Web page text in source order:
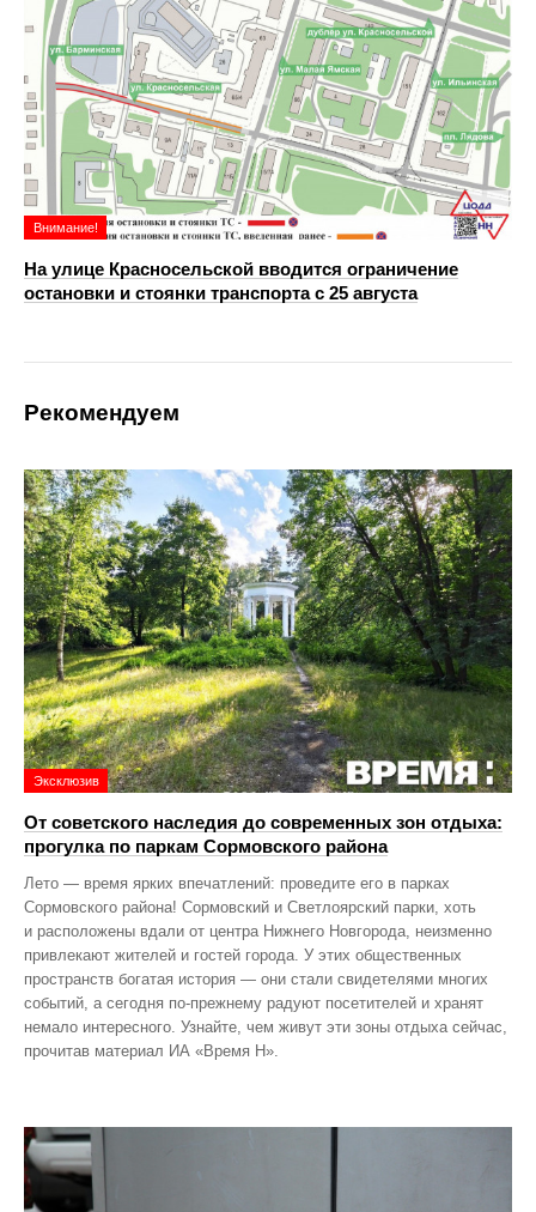
Внимание!
На улице Красносельской вводится ограничение
остановки и стоянки транспорта с 25 августа
Рекомендуем
Эксклюзив
От советского наследия до современных зон отдыха:
прогулка по паркам Сормовского района
Лето — время ярких впечатлений: проведите его в парках
Сормовского района! Сормовский и Светлоярский парки, хоть
и расположены вдали от центра Нижнего Новгорода, неизменно
привлекают жителей и гостей города. У этих общественных
пространств богатая история — они стали свидетелями многих
событий, а сегодня по‑прежнему радуют посетителей и хранят
немало интересного. Узнайте, чем живут эти зоны отдыха сейчас,
прочитав материал ИА «Время Н».